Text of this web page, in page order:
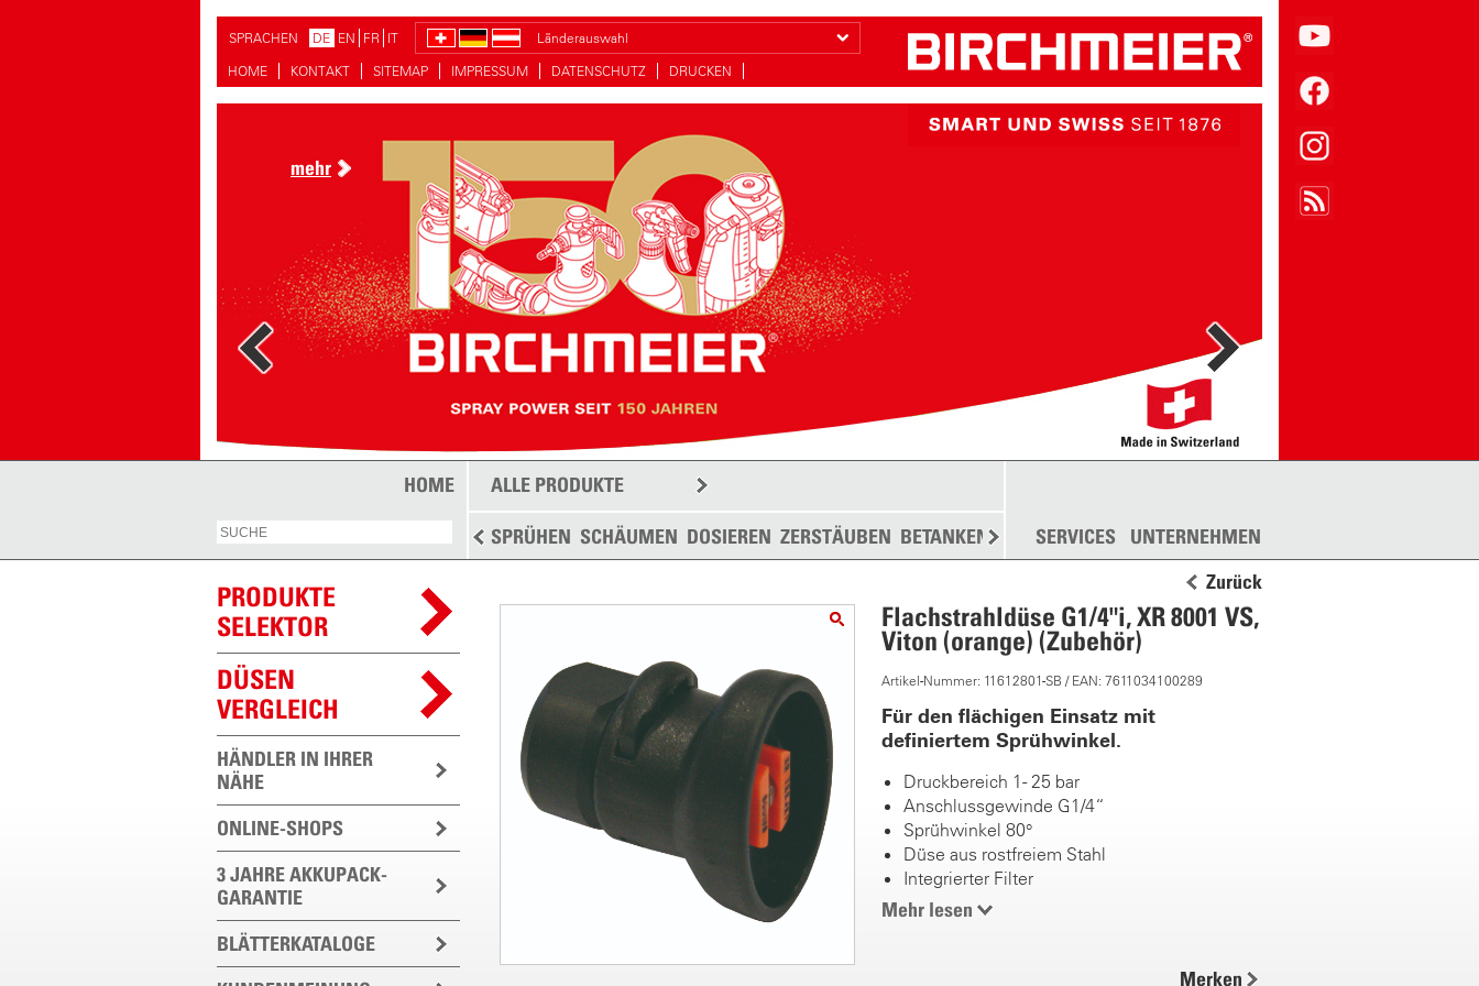
SPRACHEN DE EN FR IT
Länderauswahl
HOME
KONTAKT SITEMAP IMPRESSUM DATENSCHUTZ DRUCKEN
mehr
mehr
HOME ALLE PRODUKTE
SPRÜHEN SCHÄUMEN DOSIEREN ZERSTÄUBEN BETANKEN STREUEN WEITERE
SERVICES UNTERNEHMEN
PRODUKTE
SELEKTOR
DÜSEN
VERGLEICH
HÄNDLER IN IHRER
NÄHE
ONLINE-SHOPS
3 JAHRE AKKUPACK-
GARANTIE
BLÄTTERKATALOGE
Zurück
Flachstrahldüse G1/4"i, XR 8001 VS,
Viton (orange) (Zubehör)
Artikel-Nummer: 11612801-SB / EAN: 7611034100289
Für den flächigen Einsatz mit
definiertem Sprühwinkel.
Druckbereich 1 - 25 bar
Anschlussgewinde G1/4“
Sprühwinkel 80°
Düse aus rostfreiem Stahl
Integrierter Filter
Feine Tropfengrösse
Mehr lesen
Merken